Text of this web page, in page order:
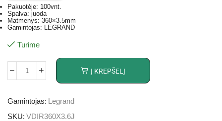
Pakuotėje: 100vnt.
Spalva: juoda
Matmenys: 360×3.5mm
Gamintojas: LEGRAND
Turime
Į KREPŠELĮ
Gamintojas:
Legrand
SKU: VDIR360X3.6J